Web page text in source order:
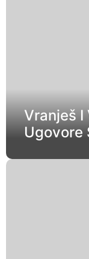
Vranješ I
Ugovore